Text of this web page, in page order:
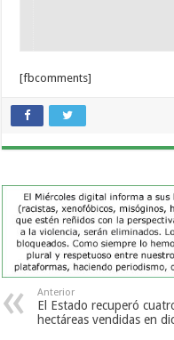
[fbcomments]
Anterior
El Estado recuperó
hectáreas vendidas en